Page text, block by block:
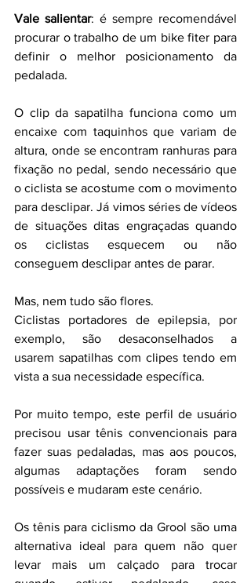
Vale salientar: é sempre recomendável
procurar o trabalho de um bike fiter para
definir o melhor posicionamento da
pedalada.
O clip da sapatilha funciona como um
encaixe com taquinhos que variam de
altura, onde se encontram ranhuras para
fixação no pedal, sendo necessário que
o ciclista se acostume com o movimento
para desclipar. Já vimos séries de vídeos
de situações ditas engraçadas quando
os ciclistas esquecem ou não
conseguem desclipar antes de parar.
Mas, nem tudo são flores.
Ciclistas portadores de epilepsia, por
exemplo, são desaconselhados a
usarem sapatilhas com clipes tendo em
vista a sua necessidade específica.
Por muito tempo, este perfil de usuário
precisou usar tênis convencionais para
fazer suas pedaladas, mas aos poucos,
algumas adaptações foram sendo
possíveis e mudaram este cenário.
Os tênis para ciclismo da Grool são uma
alternativa ideal para quem não quer
levar mais um calçado para trocar